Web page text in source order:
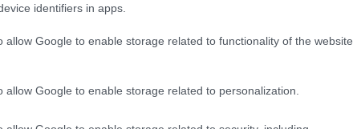
identifiers in apps.
allow Google to enable storage related to functionality of the website
allow Google to enable storage related to personalization.